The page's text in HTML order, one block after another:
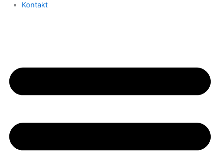
Kontakt